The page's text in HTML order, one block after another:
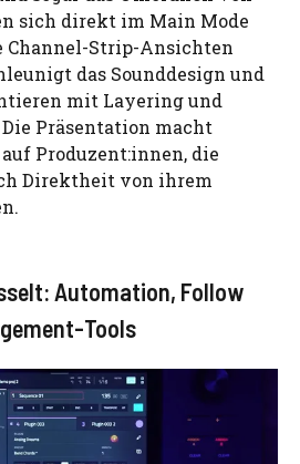
sich direkt im Main Mode
Channel-Strip-Ansichten
das Sounddesign und
mit Layering und
Präsentation macht
Produzent:innen, die
Direktheit von ihrem
Automation, Follow
Tools